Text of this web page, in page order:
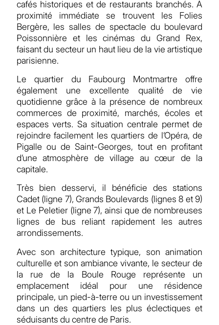
cafés historiques et de restaurants branchés. À
proximité immédiate se trouvent les Folies
Bergère, les salles de spectacle du boulevard
Poissonnière et les cinémas du Grand Rex,
faisant du secteur un haut lieu de la vie artistique
parisienne.
Le quartier du Faubourg Montmartre offre
également une excellente qualité de vie
quotidienne grâce à la présence de nombreux
commerces de proximité, marchés, écoles et
espaces verts. Sa situation centrale permet de
rejoindre facilement les quartiers de l’Opéra, de
Pigalle ou de Saint-Georges, tout en profitant
d’une atmosphère de village au cœur de la
capitale.
Très bien desservi, il bénéficie des stations
Cadet (ligne 7), Grands Boulevards (lignes 8 et 9)
et Le Peletier (ligne 7), ainsi que de nombreuses
lignes de bus reliant rapidement les autres
arrondissements.
Avec son architecture typique, son animation
culturelle et son ambiance vivante, le secteur de
la rue de la Boule Rouge représente un
emplacement idéal pour une résidence
principale, un pied-à-terre ou un investissement
dans un des quartiers les plus éclectiques et
séduisants du centre de Paris.